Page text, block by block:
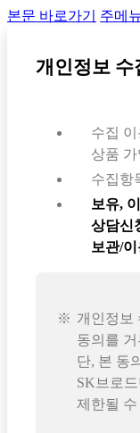
본문 바로가기 주메
개인정보 수
수집
상품
수집항
보유,
상담신
보관/이
개인정보
동의를
단, 본 동
SK브로
제한될